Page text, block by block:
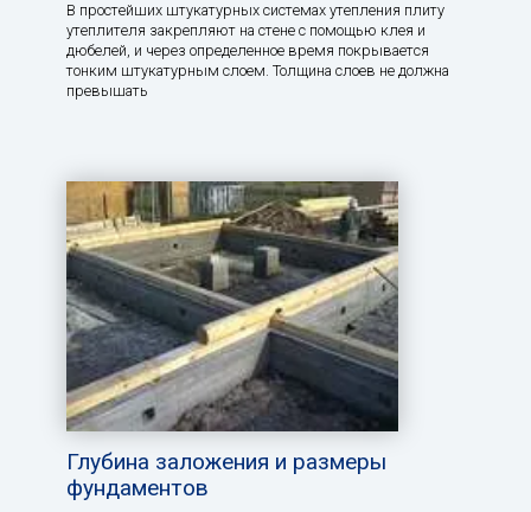
В простейших штукатурных системах утепления плиту
утеплителя закрепляют на стене с помощью клея и
дюбелей, и через определенное время покрывается
тонким штукатурным слоем. Толщина слоев не должна
превышать
Глубина заложения и размеры
фундаментов